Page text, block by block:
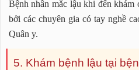
Bệnh nhân mắc lậu khi đến khám
bởi các chuyên gia có tay nghề
Quân y.
5. Khám bệnh lậu tại